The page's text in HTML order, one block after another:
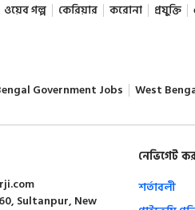
ওয়েব গল্প কেরিয়ার করোনা প্রযুক্তি
Government Jobs West
Sultanpur, New
নেভিগেট
শর্তাবলী